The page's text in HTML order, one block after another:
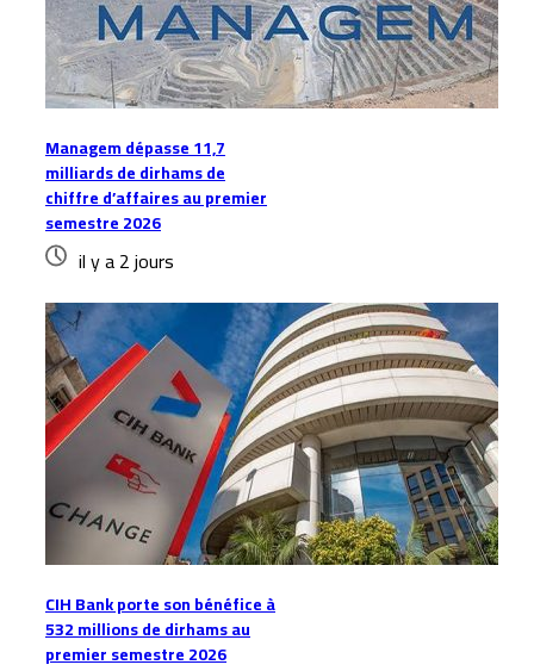
Managem dépasse 11,7
milliards de dirhams de
chiffre d’affaires au premier
semestre 2026
il y a 2 jours
CIH Bank porte son bénéfice à
532 millions de dirhams au
premier semestre 2026